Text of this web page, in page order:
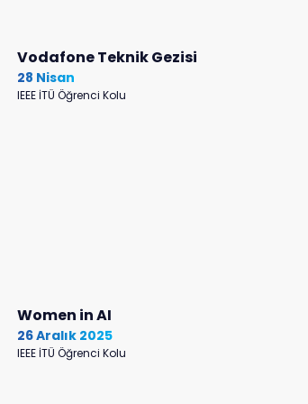
Vodafone Teknik Gezisi
28 Nisan
IEEE İTÜ Öğrenci Kolu
Women in AI
26 Aralık 2025
IEEE İTÜ Öğrenci Kolu